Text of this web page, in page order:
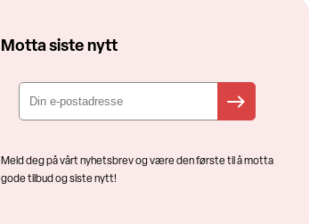
Motta siste nytt
Meld deg på vårt nyhetsbrev og være den første til å motta
gode tilbud og siste nytt!